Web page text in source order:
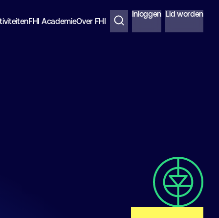
FHI AcademieOver FHI
Inloggen Lid worden